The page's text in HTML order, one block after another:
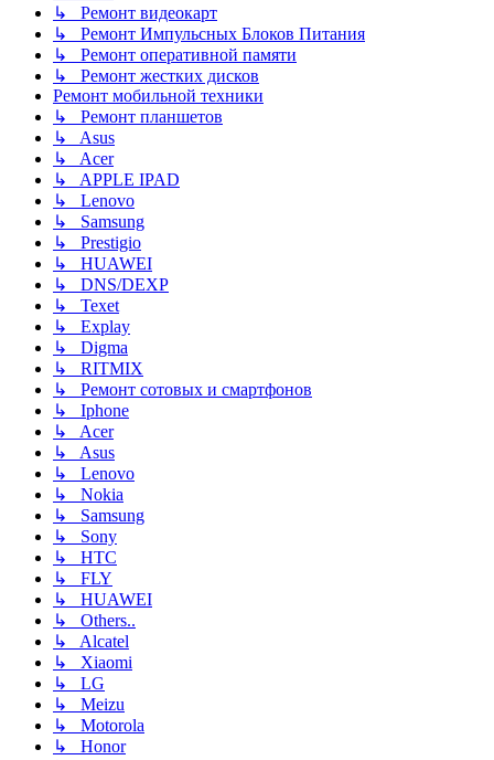
↳ Ремонт видеокарт
↳ Ремонт Импульсных Блоков Питания
↳ Ремонт оперативной памяти
↳ Ремонт жестких дисков
Ремонт мобильной техники
↳ Ремонт планшетов
↳ Asus
↳ Acer
↳ APPLE IPAD
↳ Lenovo
↳ Samsung
↳ Prestigio
↳ HUAWEI
↳ DNS/DEXP
↳ Texet
↳ Explay
↳ Digma
↳ RITMIX
↳ Ремонт сотовых и смартфонов
↳ Iphone
↳ Acer
↳ Asus
↳ Lenovo
↳ Nokia
↳ Samsung
↳ Sony
↳ HTC
↳ FLY
↳ HUAWEI
↳ Others..
↳ Alcatel
↳ Xiaomi
↳ LG
↳ Meizu
↳ Motorola
↳ Honor